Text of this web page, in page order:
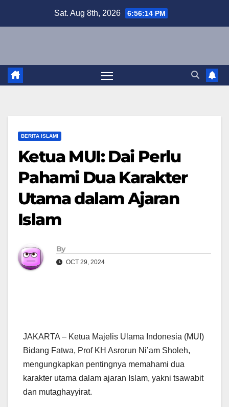
Sat. Aug 8th, 2026 6:56:15 PM
BERITA ISLAMI
Ketua MUI: Dai Perlu
Pahami Dua Karakter
Utama dalam Ajaran
Islam
By
OCT 29, 2024
JAKARTA – Ketua Majelis Ulama Indonesia (MUI)
Bidang Fatwa, Prof KH Asrorun Ni’am Sholeh,
mengungkapkan pentingnya memahami dua
karakter utama dalam ajaran Islam, yakni tsawabit
dan mutaghayyirat.